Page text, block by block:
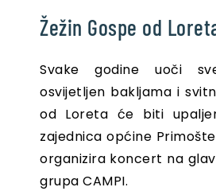
Žežin Gospe od
Svake godine uoči
osvijetljen bakljama i
od Loreta će biti
zajednica općine
organizira koncert na
grupa CAMPI.